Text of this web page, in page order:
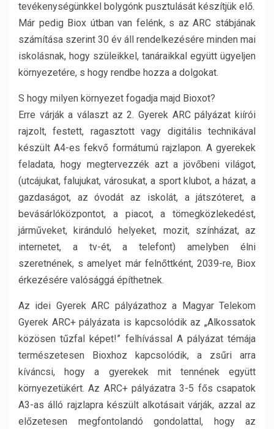
tevékenységünkkel bolygónk pusztulását készítjük elő.
Már pedig Biox útban van felénk, s az ARC stábjának
számítása szerint 30 év áll rendelkezésére minden mai
iskolásnak, hogy szüleikkel, tanáraikkal együtt ügyeljen
környezetére, s hogy rendbe hozza a dolgokat.
S hogy milyen környezet fogadja majd Bioxot?
Erre várják a választ az 2. Gyerek ARC pályázat kiírói
rajzolt, festett, ragasztott vagy digitális technikával
készült A4-es fekvő formátumú rajzlapon. A gyerekek
feladata, hogy megtervezzék azt a jövőbeni világot,
(utcájukat, falujukat, városukat, a sport klubot, a házat, a
gazdaságot, az óvodát az iskolát, a játszóteret, a
bevásárlóközpontot, a piacot, a tömegközlekedést,
járműveket, kiránduló helyeket, mozit, színházat, az
internetet, a tv-ét, a telefont) amelyben élni
szeretnének, s amelyet már felnőttként, 2039-re, Biox
érkezésére valósággá építhetnek.
Az idei Gyerek ARC pályázathoz a Magyar Telekom
Gyerek ARC+ pályázata is kapcsolódik az „Alkossatok
közösen tűzfal képet!” felhívással A pályázat témája
természetesen Bioxhoz kapcsolódik, a zsűri arra
kíváncsi, hogy a gyerekek mit tennének együtt
környezetükért. Az ARC+ pályázatra 3-5 fős csapatok
A3-as álló rajzlapra készült alkotásait várják, azzal az
előzetesen megfontolandó gondolattal, hogy az